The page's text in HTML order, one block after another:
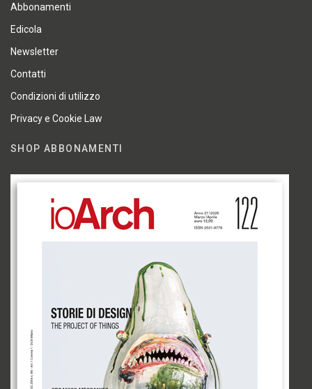
Abbonamenti
Edicola
Newsletter
Contatti
Condizioni di utilizzo
Privacy e Cookie Law
SHOP ABBONAMENTI